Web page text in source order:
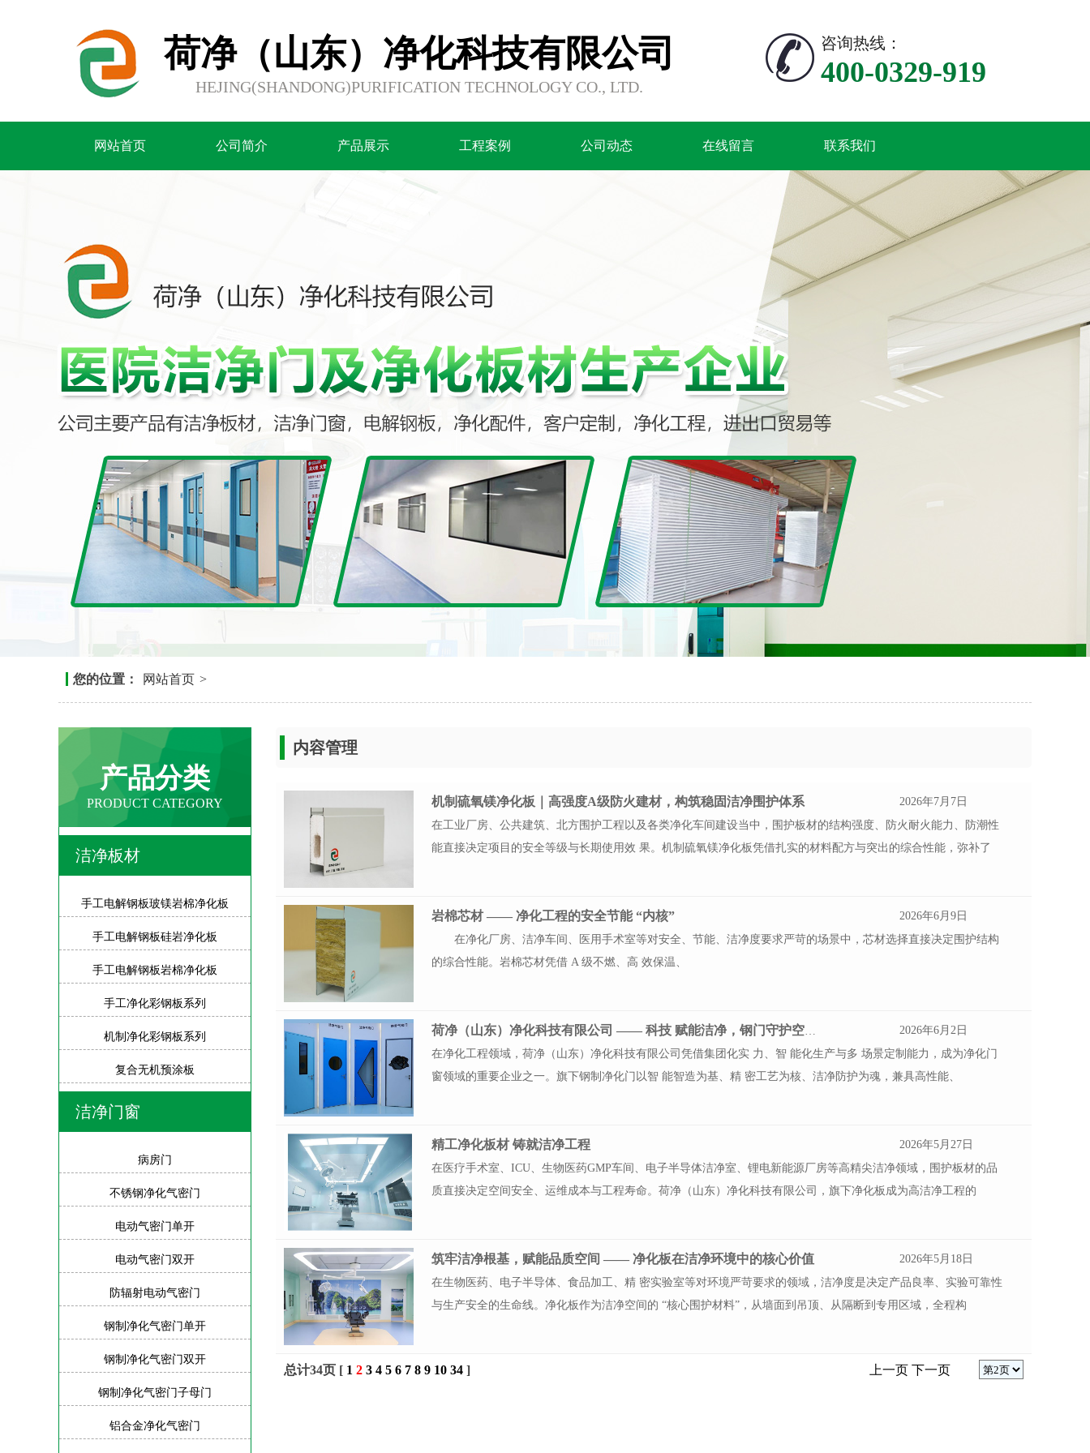
荷净（山东）净化科技有限公司
HEJING(SHANDONG)PURIFICATION TECHNOLOGY CO., LTD.
咨询热线：
400-0329-919
网站首页 公司简介 产品展示 工程案例 公司动态 在线留言 联系我们
您的位置： 网站首页 >
产品分类
PRODUCT CATEGORY
洁净板材
手工电解钢板玻镁岩棉净化板
手工电解钢板硅岩净化板
手工电解钢板岩棉净化板
手工净化彩钢板系列
机制净化彩钢板系列
复合无机预涂板
洁净门窗
病房门
不锈钢净化气密门
电动气密门单开
电动气密门双开
防辐射电动气密门
钢制净化气密门单开
钢制净化气密门双开
钢制净化气密门子母门
铝合金净化气密门
内容管理
机制硫氧镁净化板｜高强度A级防火建材，构筑稳固洁净围护体系
2026年7月7日
在工业厂房、公共建筑、北方围护工程以及各类净化车间建设当中，围护板材的结构强度、防火耐火能力、防潮性
能直接决定项目的安全等级与长期使用效 果。机制硫氧镁净化板凭借扎实的材料配方与突出的综合性能，弥补了
岩棉芯材 —— 净化工程的安全节能 “内核”
2026年6月9日
在净化厂房、洁净车间、医用手术室等对安全、节能、洁净度要求严苛的场景中，芯材选择直接决定围护结构
的综合性能。岩棉芯材凭借 A 级不燃、高 效保温、
荷净（山东）净化科技有限公司 —— 科技 赋能洁净，钢门守护空间
2026年6月2日
在净化工程领域，荷净（山东）净化科技有限公司凭借集团化实 力、智 能化生产与多 场景定制能力，成为净化门
窗领域的重要企业之一。旗下钢制净化门以智 能智造为基、精 密工艺为核、洁净防护为魂，兼具高性能、
精工净化板材 铸就洁净工程
2026年5月27日
在医疗手术室、ICU、生物医药GMP车间、电子半导体洁净室、锂电新能源厂房等高精尖洁净领域，围护板材的品
质直接决定空间安全、运维成本与工程寿命。荷净（山东）净化科技有限公司，旗下净化板成为高洁净工程的
筑牢洁净根基，赋能品质空间 —— 净化板在洁净环境中的核心价值
2026年5月18日
在生物医药、电子半导体、食品加工、精 密实验室等对环境严苛要求的领域，洁净度是决定产品良率、实验可靠性
与生产安全的生命线。净化板作为洁净空间的 “核心围护材料”，从墙面到吊顶、从隔断到专用区域，全程构
总计34页 [ 1 2 3 4 5 6 7 8 9 10 34 ] 上一页 下一页